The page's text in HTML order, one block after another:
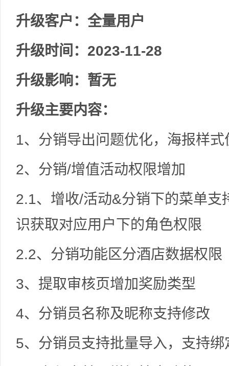
升级客户：全量用户
升级时间：2023-11-28
升级影响：暂无
升级主要内容：
1、分销导出问题优化，海报样式
2、分销/增值活动权限增加
2.1、增收/活动&分销下的菜单支
识获取对应用户下的角色权限
2.2、分销功能区分酒店数据权限
3、提取审核页增加奖励类型
4、分销员名称及昵称支持修改
5、分销员支持批量导入，支持